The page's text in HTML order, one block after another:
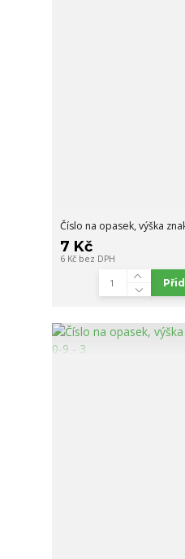
Číslo na opasek, výška
7 Kč
6 Kč bez DPH